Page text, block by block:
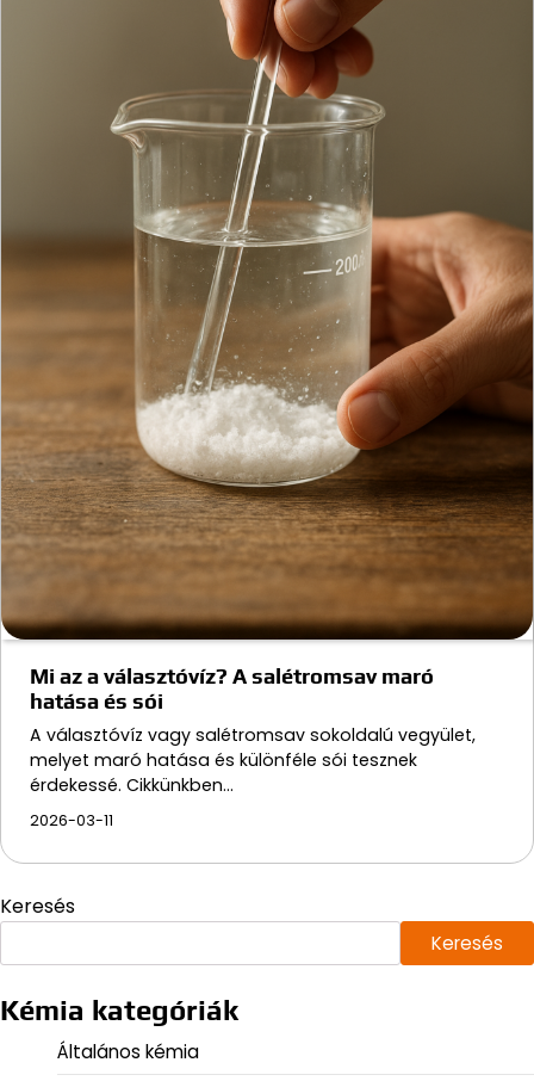
Mi az a választóvíz? A salétromsav maró
hatása és sói
A választóvíz vagy salétromsav sokoldalú vegyület,
melyet maró hatása és különféle sói tesznek
érdekessé. Cikkünkben…
2026-03-11
Keresés
Keresés
Kémia kategóriák
Általános kémia